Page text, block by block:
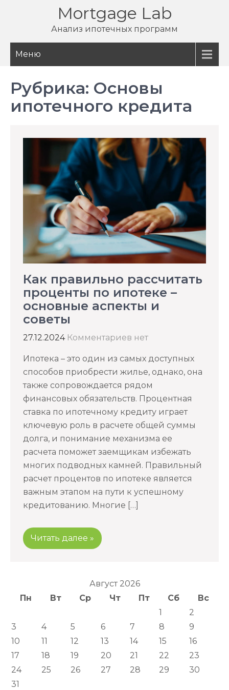
содержимому
Mortgage Lab
Анализ ипотечных программ
Меню
Рубрика: Основы
ипотечного кредита
Как правильно рассчитать
проценты по ипотеке –
основные аспекты и
советы
27.12.2024 Комментариев нет
Ипотека – это один из самых доступных
способов приобрести жилье, однако, она
также сопровождается рядом
финансовых обязательств. Процентная
ставка по ипотечному кредиту играет
ключевую роль в расчете общей суммы
долга, и понимание механизма ее
расчета поможет заемщикам избежать
многих подводных камней. Правильный
расчет процентов по ипотеке является
важным этапом на пути к успешному
кредитованию. Многие […]
Читать далее »
Август 2026
Пн
Вт Ср Чт Пт Сб
Вс
1
2
3
4 5 6 7 8
9
10
11 12 13 14 15
16
17
18 19 20 21 22
23
24
25 26 27 28 29
30
31